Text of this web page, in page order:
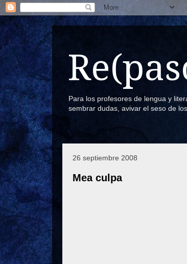
Para los profesores de lengua y
sembrar dudas, avivar el seso de
26 septiembre 2008
Mea culpa